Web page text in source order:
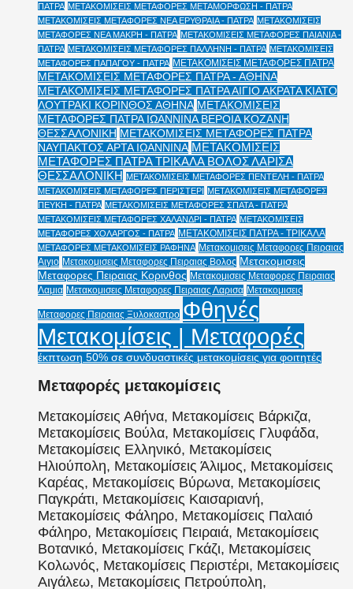
ΠΑΤΡΑ ΜΕΤΑΚΟΜΙΣΕΙΣ ΜΕΤΑΦΟΡΕΣ ΜΕΤΑΜΟΡΦΩΣΗ - ΠΑΤΡΑ
ΜΕΤΑΚΟΜΙΣΕΙΣ ΜΕΤΑΦΟΡΕΣ ΝΕΑ ΕΡΥΘΡΑΙΑ - ΠΑΤΡΑ ΜΕΤΑΚΟΜΙΣΕΙΣ
ΜΕΤΑΦΟΡΕΣ ΝΕΑ ΜΑΚΡΗ - ΠΑΤΡΑ ΜΕΤΑΚΟΜΙΣΕΙΣ ΜΕΤΑΦΟΡΕΣ ΠΑΙΑΝΙΑ -
ΠΑΤΡΑ ΜΕΤΑΚΟΜΙΣΕΙΣ ΜΕΤΑΦΟΡΕΣ ΠΑΛΛΗΝΗ - ΠΑΤΡΑ ΜΕΤΑΚΟΜΙΣΕΙΣ
ΜΕΤΑΦΟΡΕΣ ΠΑΠΑΓΟΥ - ΠΑΤΡΑ ΜΕΤΑΚΟΜΙΣΕΙΣ ΜΕΤΑΦΟΡΕΣ ΠΑΤΡΑ
ΜΕΤΑΚΟΜΙΣΕΙΣ ΜΕΤΑΦΟΡΕΣ ΠΑΤΡΑ - ΑΘΗΝΑ
ΜΕΤΑΚΟΜΙΣΕΙΣ ΜΕΤΑΦΟΡΕΣ ΠΑΤΡΑ ΑΙΓΙΟ ΑΚΡΑΤΑ ΚΙΑΤΟ
ΛΟΥΤΡΑΚΙ ΚΟΡΙΝΘΟΣ ΑΘΗΝΑ ΜΕΤΑΚΟΜΙΣΕΙΣ
ΜΕΤΑΦΟΡΕΣ ΠΑΤΡΑ ΙΩΑΝΝΙΝΑ ΒΕΡΟΙΑ ΚΟΖΑΝΗ
ΘΕΣΣΑΛΟΝΙΚΗ ΜΕΤΑΚΟΜΙΣΕΙΣ ΜΕΤΑΦΟΡΕΣ ΠΑΤΡΑ
ΝΑΥΠΑΚΤΟΣ ΑΡΤΑ ΙΩΑΝΝΙΝΑ ΜΕΤΑΚΟΜΙΣΕΙΣ
ΜΕΤΑΦΟΡΕΣ ΠΑΤΡΑ ΤΡΙΚΑΛΑ ΒΟΛΟΣ ΛΑΡΙΣΑ
ΘΕΣΣΑΛΟΝΙΚΗ ΜΕΤΑΚΟΜΙΣΕΙΣ ΜΕΤΑΦΟΡΕΣ ΠΕΝΤΕΛΗ - ΠΑΤΡΑ
ΜΕΤΑΚΟΜΙΣΕΙΣ ΜΕΤΑΦΟΡΕΣ ΠΕΡΙΣΤΕΡΙ ΜΕΤΑΚΟΜΙΣΕΙΣ ΜΕΤΑΦΟΡΕΣ
ΠΕΥΚΗ - ΠΑΤΡΑ ΜΕΤΑΚΟΜΙΣΕΙΣ ΜΕΤΑΦΟΡΕΣ ΣΠΑΤΑ - ΠΑΤΡΑ
ΜΕΤΑΚΟΜΙΣΕΙΣ ΜΕΤΑΦΟΡΕΣ ΧΑΛΑΝΔΡΙ - ΠΑΤΡΑ ΜΕΤΑΚΟΜΙΣΕΙΣ
ΜΕΤΑΦΟΡΕΣ ΧΟΛΑΡΓΟΣ - ΠΑΤΡΑ ΜΕΤΑΚΟΜΙΣΕΙΣ ΠΑΤΡΑ - ΤΡΙΚΑΛΑ
ΜΕΤΑΦΟΡΕΣ ΜΕΤΑΚΟΜΙΣΕΙΣ ΡΑΦΗΝΑ Μετακομισεις Μεταφορες Πειραιας
Αιγιο Μετακομισεις Μεταφορες Πειραιας Βολος Μετακομισεις
Μεταφορες Πειραιας Κορινθος Μετακομισεις Μεταφορες Πειραιας
Λαμια Μετακομισεις Μεταφορες Πειραιας Λαρισα Μετακομισεις
Μεταφορες Πειραιας Ξυλοκαστρο Φθηνές
Μετακομίσεις | Μεταφορές
έκπτωση 50% σε συνδυαστικές μετακομίσεις για φοιτητές
Μεταφορές μετακομίσεις
Μετακομίσεις Αθήνα, Μετακομίσεις Βάρκιζα,
Μετακομίσεις Βούλα, Μετακομίσεις Γλυφάδα,
Μετακομίσεις Ελληνικό, Μετακομίσεις
Ηλιούπολη, Μετακομίσεις Άλιμος, Μετακομίσεις
Καρέας, Μετακομίσεις Βύρωνα, Μετακομίσεις
Παγκράτι, Μετακομίσεις Καισαριανή,
Μετακομίσεις Φάληρο, Μετακομίσεις Παλαιό
Φάληρο, Μετακομίσεις Πειραιά, Μετακομίσεις
Βοτανικό, Μετακομίσεις Γκάζι, Μετακομίσεις
Κολωνός, Μετακομίσεις Περιστέρι, Μετακομίσεις
Αιγάλεω, Μετακομίσεις Πετρούπολη,